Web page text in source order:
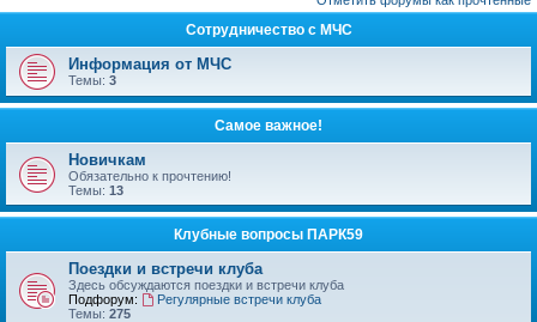
Сотрудничество с МЧС
Информация от МЧС
Темы: 3
Самое важное!
Новичкам
Обязательно к прочтению!
Темы: 13
Клубные вопросы ПАРК59
Поездки и встречи клуба
Здесь обсуждаются поездки и встречи клуба
Подфорум:
Регулярные встречи клуба
Темы: 275